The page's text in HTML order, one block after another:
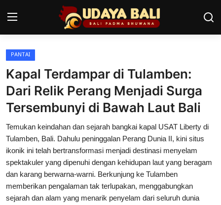
Home
Pura
Desa Adat
Tradisi
Kearifan lokal
Alam Bali
Seni
PANTAI
Kapal Terdampar di Tulamben:
Dari Relik Perang Menjadi Surga
Tersembunyi di Bawah Laut Bali
Temukan keindahan dan sejarah bangkai kapal USAT Liberty di
Tulamben, Bali. Dahulu peninggalan Perang Dunia II, kini situs
ikonik ini telah bertransformasi menjadi destinasi menyelam
spektakuler yang dipenuhi dengan kehidupan laut yang beragam
dan karang berwarna-warni. Berkunjung ke Tulamben
memberikan pengalaman tak terlupakan, menggabungkan
sejarah dan alam yang menarik penyelam dari seluruh dunia